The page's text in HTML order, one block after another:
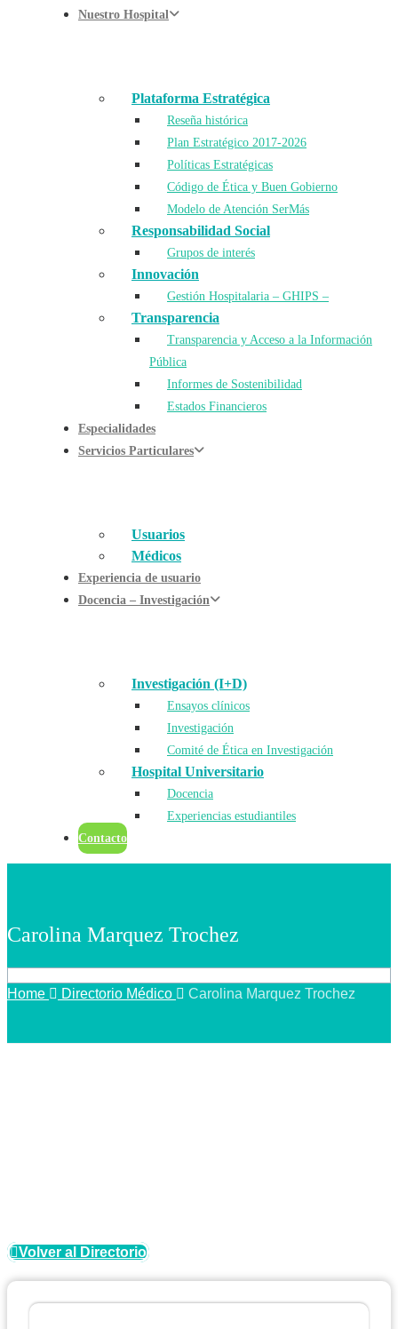
Nuestro Hospital
Plataforma Estratégica
Reseña histórica
Plan Estratégico 2017-2026
Políticas Estratégicas
Código de Ética y Buen Gobierno
Modelo de Atención SerMás
Responsabilidad Social
Grupos de interés
Innovación
Gestión Hospitalaria – GHIPS –
Transparencia
Transparencia y Acceso a la Información
Pública
Informes de Sostenibilidad
Estados Financieros
Especialidades
Servicios Particulares
Usuarios
Médicos
Experiencia de usuario
Docencia – Investigación
Investigación (I+D)
Ensayos clínicos
Investigación
Comité de Ética en Investigación
Hospital Universitario
Docencia
Experiencias estudiantiles
Contacto
Carolina Marquez Trochez
Home Directorio Médico Carolina Marquez Trochez
Volver al Directorio